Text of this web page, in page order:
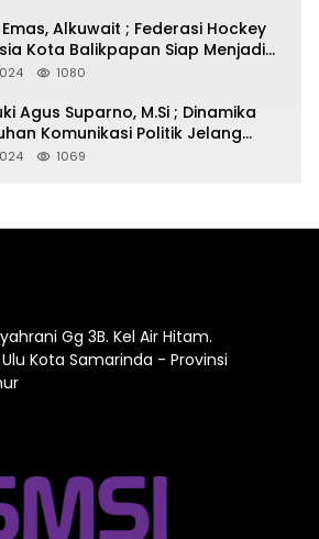
Alkuwait ; Federasi Hockey
Kota Balikpapan Siap Menjadi
Prestasi Di Kaltim
1080
Agus Suparno, M.Si ; Dinamika
Komunikasi Politik Jelang
2024
1069
Gg 3B. Kel Air Hitam.
Kota Samarinda - Provinsi